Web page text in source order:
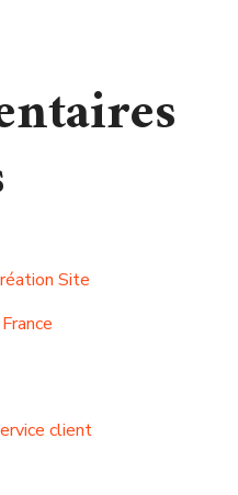
Site
client